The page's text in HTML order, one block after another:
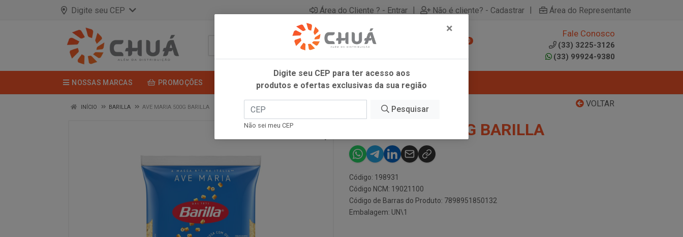
Digite seu CEP Área do Cliente ? - Entrar | Não é cliente? - Cadastrar | Área do Representante
0
Fale Conosco
(33) 3225-3126
(33) 99924-9380
NOSSAS MARCAS PROMOÇÕES
VOLTAR
INÍCIO BARILLA AVE MARIA 500G BARILLA
AVE MARIA 500G BARILLA
Código: 198931
Código NCM: 19021100
Código de Barras do Produto: 7898951850132
Embalagem: UN\1
×
Digite seu CEP para ter acesso aos
produtos e ofertas exclusivas da sua região
Pesquisar
Não sei meu CEP